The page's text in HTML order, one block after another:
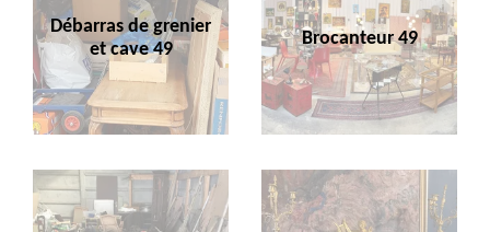
Débarras de grenier
et cave 49
Brocanteur 49